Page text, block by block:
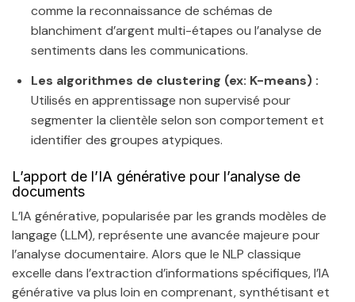
comme la reconnaissance de schémas de
blanchiment d’argent multi-étapes ou l’analyse de
sentiments dans les communications.
Les algorithmes de clustering (ex: K-means) :
Utilisés en apprentissage non supervisé pour
segmenter la clientèle selon son comportement et
identifier des groupes atypiques.
L’apport de l’IA générative pour l’analyse de
documents
L’IA générative, popularisée par les grands modèles de
langage (LLM), représente une avancée majeure pour
l’analyse documentaire. Alors que le NLP classique
excelle dans l’extraction d’informations spécifiques, l’IA
générative va plus loin en comprenant, synthétisant et